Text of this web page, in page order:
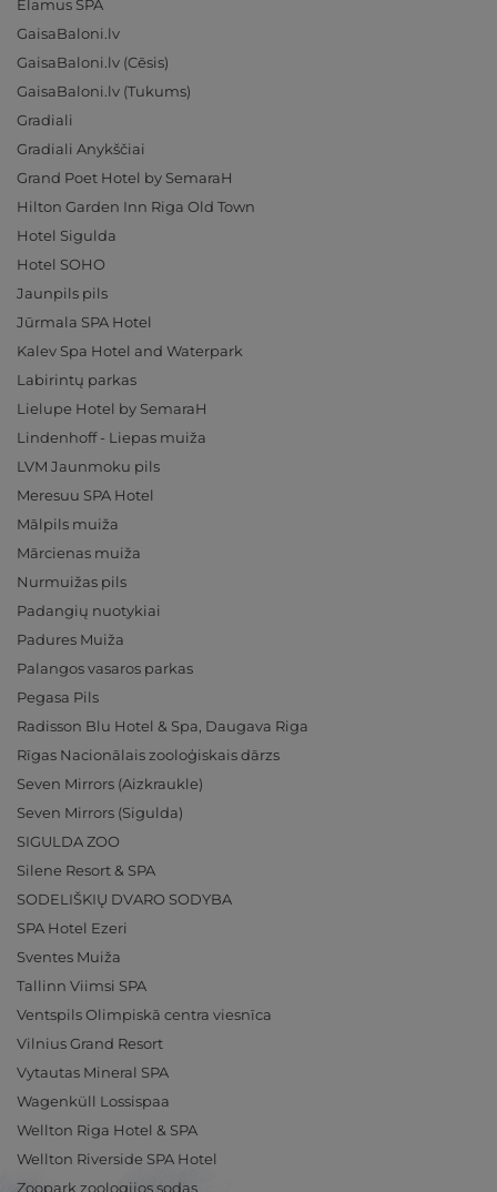
Elamus SPA
GaisaBaloni.lv
GaisaBaloni.lv (Cēsis)
GaisaBaloni.lv (Tukums)
Gradiali
Gradiali Anykščiai
Grand Poet Hotel by SemaraH
Hilton Garden Inn Riga Old Town
Hotel Sigulda
Hotel SOHO
Jaunpils pils
Jūrmala SPA Hotel
Kalev Spa Hotel and Waterpark
Labirintų parkas
Lielupe Hotel by SemaraH
Lindenhoff - Liepas muiža
LVM Jaunmoku pils
Meresuu SPA Hotel
Mālpils muiža
Mārcienas muiža
Nurmuižas pils
Padangių nuotykiai
Padures Muiža
Palangos vasaros parkas
Pegasa Pils
Radisson Blu Hotel & Spa, Daugava Riga
Rīgas Nacionālais zooloģiskais dārzs
Seven Mirrors (Aizkraukle)
Seven Mirrors (Sigulda)
SIGULDA ZOO
Silene Resort & SPA
SODELIŠKIŲ DVARO SODYBA
SPA Hotel Ezeri
Sventes Muiža
Tallinn Viimsi SPA
Ventspils Olimpiskā centra viesnīca
Vilnius Grand Resort
Vytautas Mineral SPA
Wagenküll Lossispaa
Wellton Riga Hotel & SPA
Wellton Riverside SPA Hotel
Zoopark zoologijos sodas